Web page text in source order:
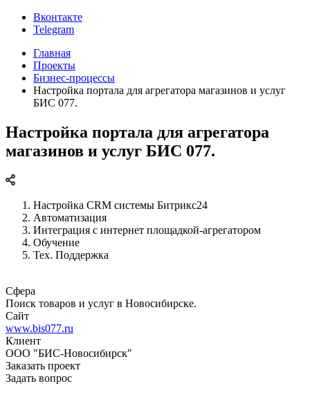
Вконтакте
Telegram
Главная
Проекты
Бизнес-процессы
Настройка портала для агрегатора магазинов и услуг
БИС 077.
Настройка портала для агрегатора
магазинов и услуг БИС 077.
Настройка CRM системы Битрикс24
Автоматизация
Интеграция с интернет площадкой-агрегатором
Обучение
Тех. Поддержка
Сфера
Поиск товаров и услуг в Новосибирске.
Сайт
www.bis077.ru
Клиент
ООО "БИС-Новосибирск"
Заказать проект
Задать вопрос